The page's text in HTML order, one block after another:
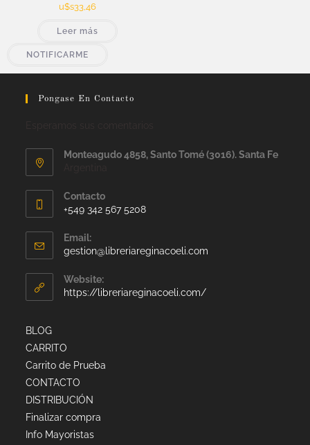
u$s33,46
Leer más
NOTIFICARME
Pongase En Contacto
Monteagudo 4858, Santo Tomé (3016). Santa Fe
Contacto
+549 342 567 5208
Email:
gestion@libreriareginacoeli.com
Website:
https://libreriareginacoeli.com/
BLOG
CARRITO
Carrito de Prueba
CONTACTO
DISTRIBUCIÓN
Finalizar compra
Info Mayoristas